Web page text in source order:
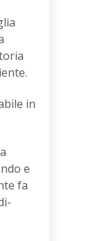
in
e
fa